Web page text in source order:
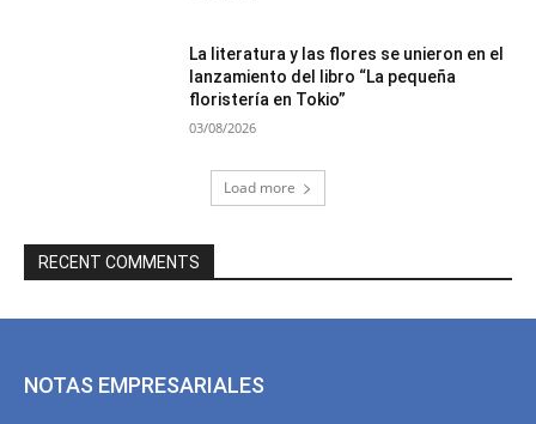
La literatura y las flores se unieron en el
lanzamiento del libro “La pequeña
floristería en Tokio”
03/08/2026
Load more
RECENT COMMENTS
NOTAS EMPRESARIALES